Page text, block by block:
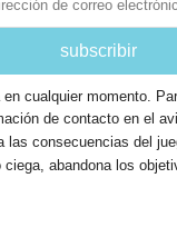
en cualquier momento.
de contacto en el
las consecuencias del
abandona los